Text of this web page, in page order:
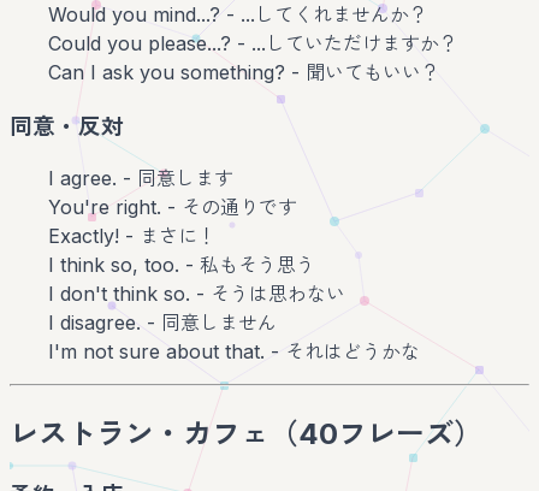
Would you mind...? - ...してくれませんか？
Could you please...? - ...していただけますか？
Can I ask you something? - 聞いてもいい？
同意・反対
I agree. - 同意します
You're right. - その通りです
Exactly! - まさに！
I think so, too. - 私もそう思う
I don't think so. - そうは思わない
I disagree. - 同意しません
I'm not sure about that. - それはどうかな
レストラン・カフェ（40フレーズ）